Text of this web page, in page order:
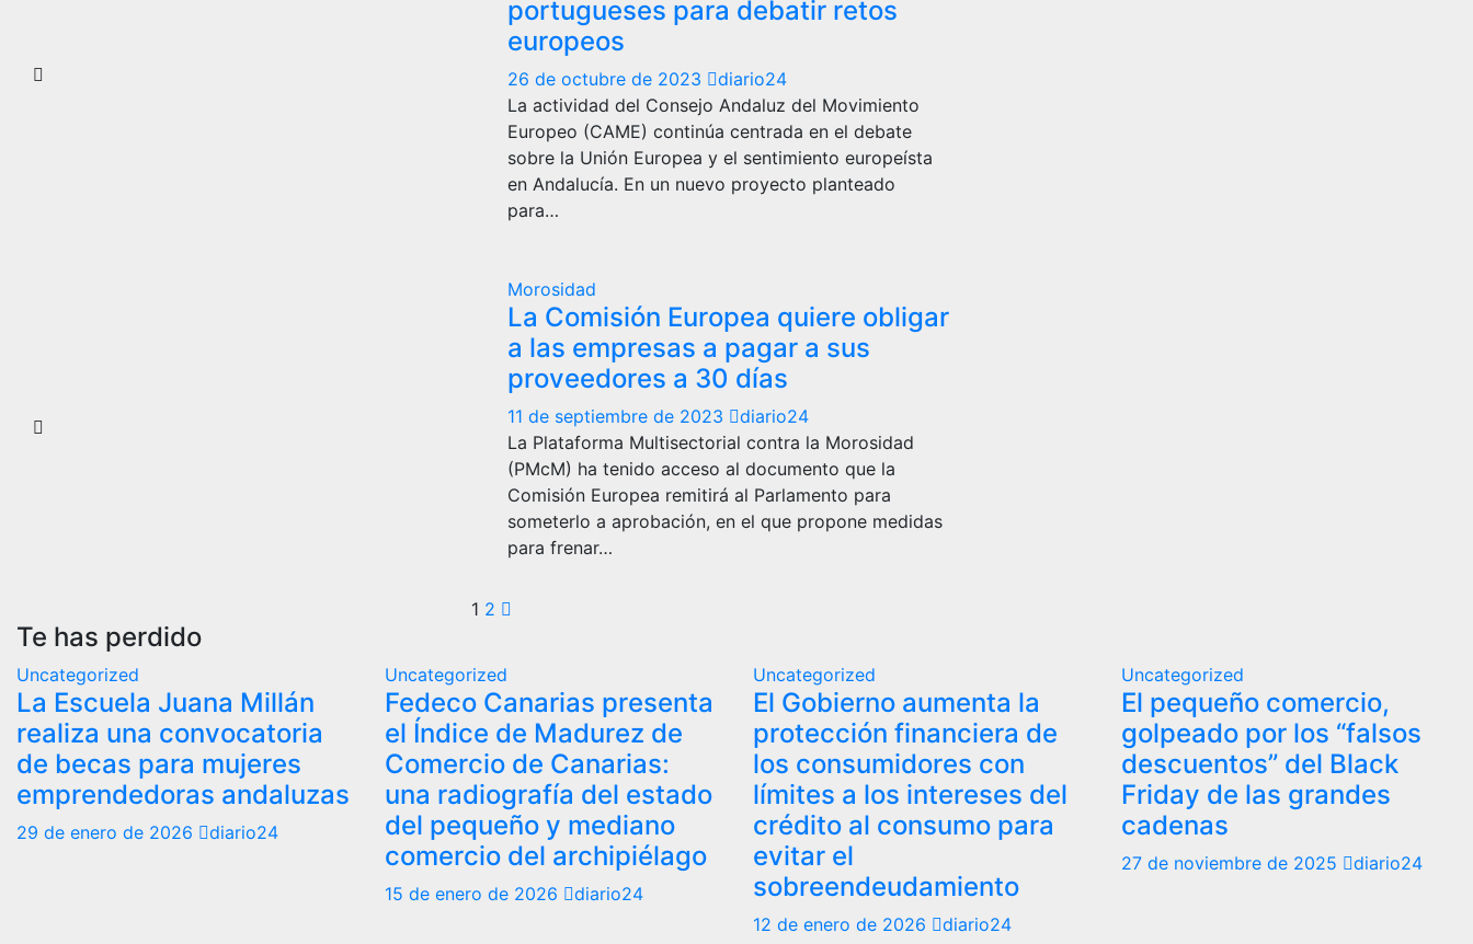
portugueses para debatir retos
europeos
26 de octubre de 2023
diario24
La actividad del Consejo Andaluz del Movimiento
Europeo (CAME) continúa centrada en el debate
sobre la Unión Europea y el sentimiento europeísta
en Andalucía. En un nuevo proyecto planteado
para…
Morosidad
La Comisión Europea quiere obligar
a las empresas a pagar a sus
proveedores a 30 días
11 de septiembre de 2023
diario24
La Plataforma Multisectorial contra la Morosidad
(PMcM) ha tenido acceso al documento que la
Comisión Europea remitirá al Parlamento para
someterlo a aprobación, en el que propone medidas
para frenar…
Paginación
entradas
1 2
Te has perdido
Uncategorized
La Escuela Juana Millán
realiza una convocatoria
de becas para mujeres
emprendedoras andaluzas
29 de enero de 2026 diario24
Uncategorized
Fedeco Canarias presenta
el Índice de Madurez de
Comercio de Canarias:
una radiografía del estado
del pequeño y mediano
comercio del archipiélago
15 de enero de 2026 diario24
Uncategorized
El Gobierno aumenta la
protección financiera de
los consumidores con
límites a los intereses del
crédito al consumo para
evitar el
sobreendeudamiento
12 de enero de 2026 diario24
Uncategorized
El pequeño comercio,
golpeado por los “falsos
descuentos” del Black
Friday de las grandes
cadenas
27 de noviembre de 2025 diario24